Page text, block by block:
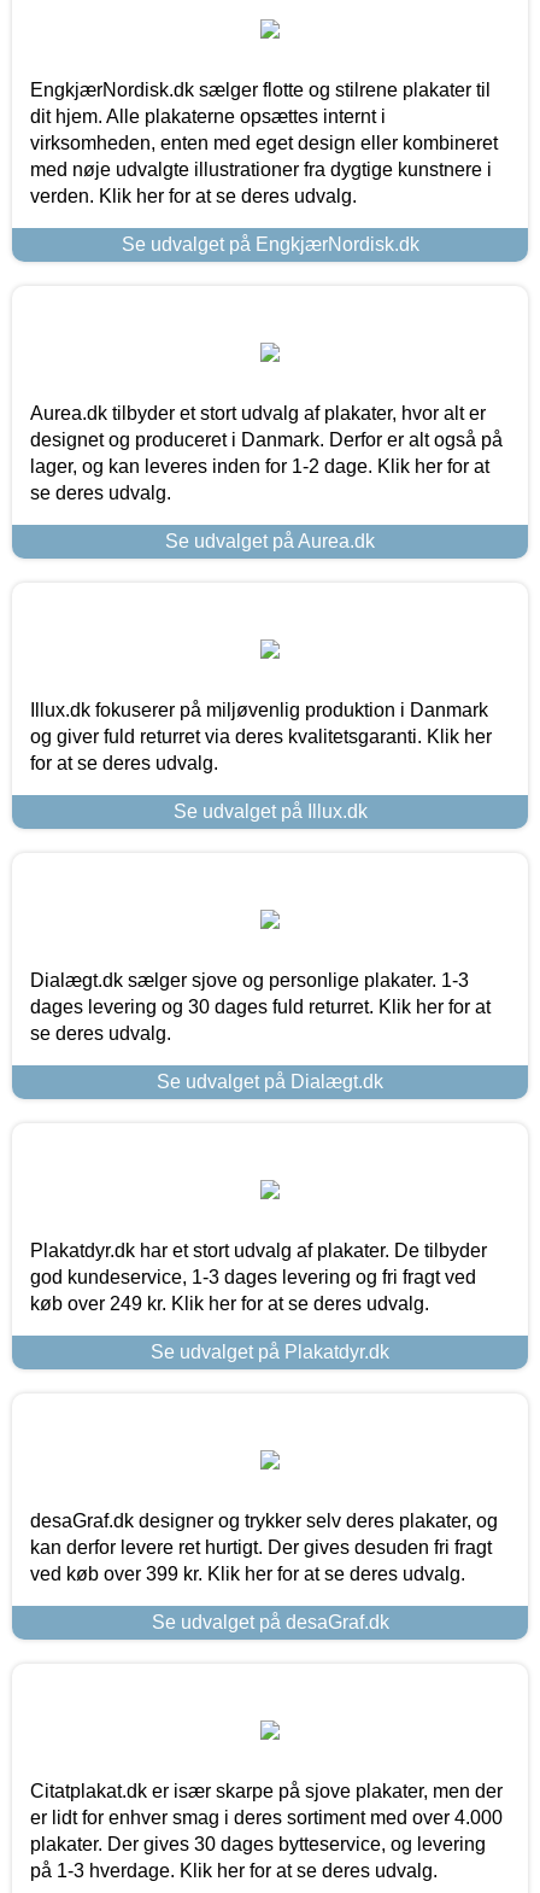
EngkjærNordisk.dk sælger flotte og stilrene plakater til
dit hjem. Alle plakaterne opsættes internt i
virksomheden, enten med eget design eller kombineret
med nøje udvalgte illustrationer fra dygtige kunstnere i
verden. Klik her for at se deres udvalg.
Se udvalget på EngkjærNordisk.dk
Aurea.dk tilbyder et stort udvalg af plakater, hvor alt er
designet og produceret i Danmark. Derfor er alt også på
lager, og kan leveres inden for 1-2 dage. Klik her for at
se deres udvalg.
Se udvalget på Aurea.dk
Illux.dk fokuserer på miljøvenlig produktion i Danmark
og giver fuld returret via deres kvalitetsgaranti. Klik her
for at se deres udvalg.
Se udvalget på Illux.dk
Dialægt.dk sælger sjove og personlige plakater. 1-3
dages levering og 30 dages fuld returret. Klik her for at
se deres udvalg.
Se udvalget på Dialægt.dk
Plakatdyr.dk har et stort udvalg af plakater. De tilbyder
god kundeservice, 1-3 dages levering og fri fragt ved
køb over 249 kr. Klik her for at se deres udvalg.
Se udvalget på Plakatdyr.dk
desaGraf.dk designer og trykker selv deres plakater, og
kan derfor levere ret hurtigt. Der gives desuden fri fragt
ved køb over 399 kr. Klik her for at se deres udvalg.
Se udvalget på desaGraf.dk
Citatplakat.dk er især skarpe på sjove plakater, men der
er lidt for enhver smag i deres sortiment med over 4.000
plakater. Der gives 30 dages bytteservice, og levering
på 1-3 hverdage. Klik her for at se deres udvalg.